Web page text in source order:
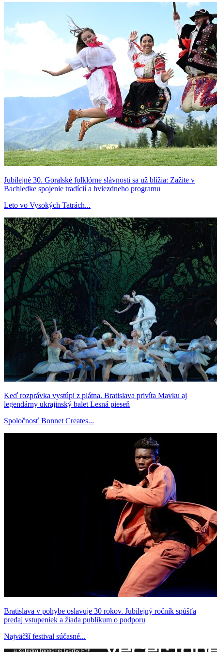
Jubilejné 30. Goralské folklórne slávnosti sa už blížia: Zažite v
Bachledke spojenie tradícií a hviezdneho programu
Leto vo Vysokých Tatrách...
Keď rozprávka vystúpi z plátna. Bratislava privíta Mavku aj
legendárny ukrajinský balet Lesná pieseň
Spoločnosť Bonnet Creates...
Bratislava v pohybe oslavuje 30 rokov. Jubilejný ročník spúšťa
predaj vstupeniek a žiada publikum o podporu
Najväčší festival súčasné...